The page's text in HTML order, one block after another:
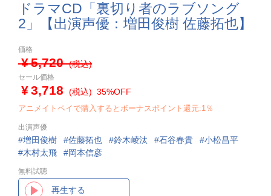
ドラマCD「裏切り者のラブソング
2」【出演声優：増田俊樹 佐藤拓也】
価格
5,720 (税込)
セール価格
3,718 (税込) 35%OFF
アニメイトペイで購入するとボーナスポイント還元:1％
出演声優
増田俊樹 佐藤拓也 鈴木崚汰 石谷春貴
小松昌平
木村太飛
岡本信彦
無料試聴
再生する